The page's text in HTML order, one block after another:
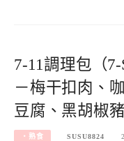
7-11調理包（
－梅干扣肉、
豆腐、黑胡椒
‧熟食 SUSU8824